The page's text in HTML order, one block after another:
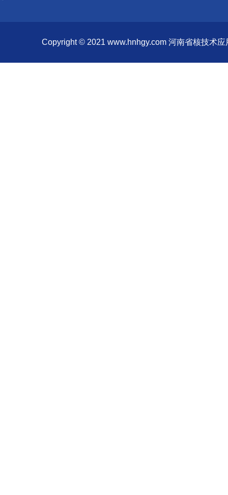
Copyright © 2021 www.hnhgy.com 河南省核技术